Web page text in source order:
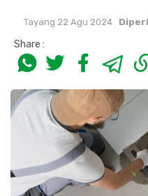
Tayang 22 Agu 2024
Share :